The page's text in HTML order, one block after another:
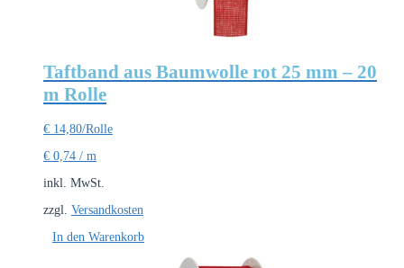
Taftband aus Baumwolle rot 25 mm – 20
m Rolle
€ 14,80/Rolle
€ 0,74 / m
inkl. MwSt.
zzgl. Versandkosten
In den Warenkorb